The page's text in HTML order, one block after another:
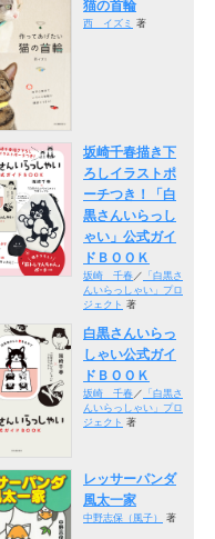
猫の首輪
西 イズミ 著
坂崎千春描き下
ろしイラストポ
ーチつき！「白
黒さんいらっし
ゃい」公式ガイ
ドＢＯＯＫ
坂崎 千春 ／ 「白黒さ
んいらっしゃい」プロ
ジェクト 著
白黒さんいらっ
しゃい公式ガイ
ドＢＯＯＫ
坂崎 千春 ／ 「白黒さ
んいらっしゃい」プロ
ジェクト 著
レッサーパンダ
風太一家
中野志保（風子） 著